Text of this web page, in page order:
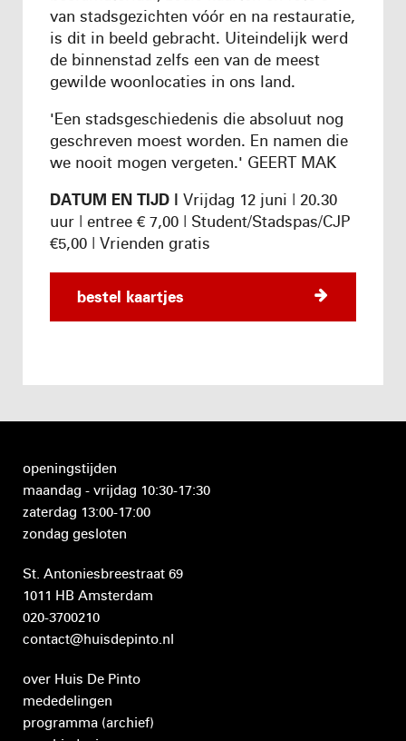
van stadsgezichten vóór en na restauratie,
is dit in beeld gebracht. Uiteindelijk werd
de binnenstad zelfs een van de meest
gewilde woonlocaties in ons land.
'Een stadsgeschiedenis die absoluut nog
geschreven moest worden. En namen die
we nooit mogen vergeten.' GEERT MAK
DATUM EN TIJD | Vrijdag 12 juni | 20.30
uur | entree € 7,00 | Student/Stadspas/CJP
€5,00 | Vrienden gratis
bestel kaartjes
openingstijden
maandag - vrijdag 10:30-17:30
zaterdag 13:00-17:00
zondag gesloten
St. Antoniesbreestraat 69
1011 HB Amsterdam
020-3700210
contact@huisdepinto.nl
over Huis De Pinto
mededelingen
programma (archief)